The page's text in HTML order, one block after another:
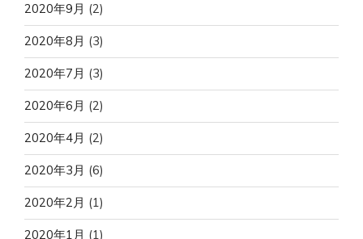
2020年9月 (2)
2020年8月 (3)
2020年7月 (3)
2020年6月 (2)
2020年4月 (2)
2020年3月 (6)
2020年2月 (1)
2020年1月 (1)